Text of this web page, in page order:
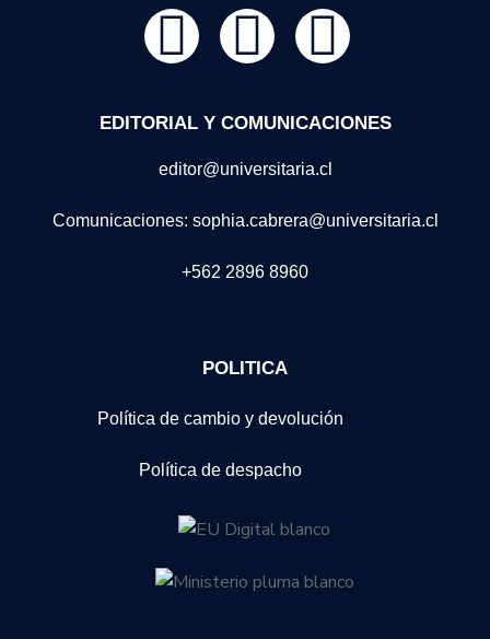
EDITORIAL Y COMUNICACIONES
editor@universitaria.cl
Comunicaciones: sophia.cabrera@universitaria.cl
+562 2896 8960
POLITICA
Política de cambio y devolución
Política de despacho